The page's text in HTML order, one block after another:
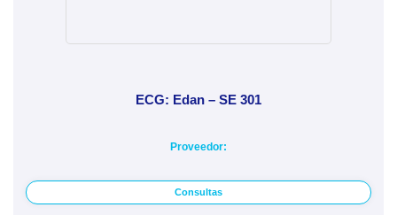
ECG: Edan – SE 301
Proveedor:
Consultas